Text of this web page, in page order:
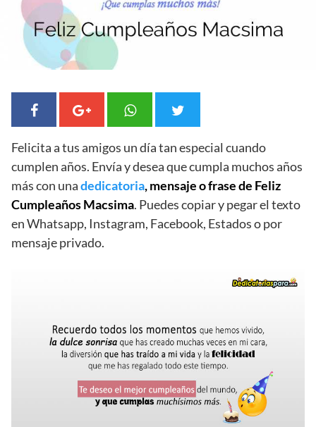
Felicita a tus amigos un día tan especial cuando
cumplen años. Envía y desea que cumpla muchos años
más con unadedicatoria, mensaje o frase de Feliz
Cumpleaños Macsima. Puedes copiar y pegar el texto
en Whatsapp, Instagram, Facebook, Estados o por
mensaje privado.